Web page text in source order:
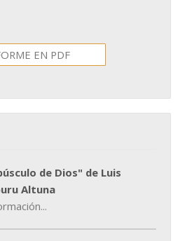
EN PDF
de Dios" de Luis
Altuna